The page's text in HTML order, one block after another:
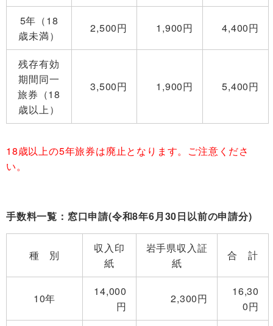
5年（18
歳未満）
2,500円 1,900円 4,400円
残存有効
期間同一
旅券（18
歳以上）
3,500円 1,900円 5,400円
18歳以上の5年旅券は廃止となります。ご注意くださ
い。
手数料一覧：窓口申請(令和8年6月30日以前の申請分)
種 別
収入印
紙
岩手県収入証
紙
合 計
10年
14,000
円
2,300円
16,30
0円